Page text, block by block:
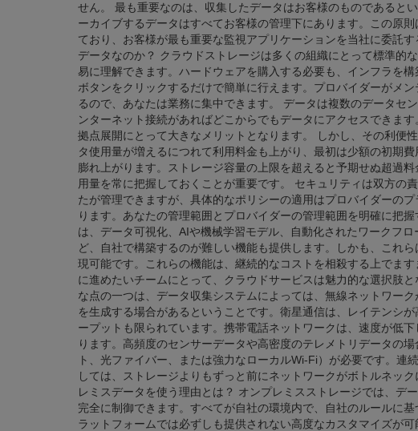
せん。 最も重要なのは、収集したデータはお客様のものであると
ーカイブするデータはすべてお客様の管理下にあります。この原
ており、お客様が最も重要な監視アプリケーションを当社に委託
データなのか？ クラウドストレージは多くの組織にとって標準的
易に理解できます。ハードウェアを購入する必要も、インフラを
ボタンをクリックするだけで簡単に行えます。プロバイダーがメ
るので、あなたは業務に集中できます。 データは複数のデータセ
ンターネット接続があればどこからでもデータにアクセスできま
拠点展開にとって大きなメリットとなります。 しかし、その利便
タ使用量が増えるにつれて利用料金も上がり、最初は少額の初期
膨れ上がります。ストレージ容量の上限を超えると予期せぬ超過
用量を常に把握しておくことが重要です。 セキュリティは双方の
たが管理できますが、具体的なポリシーの適用はプロバイダーの
ります。あなたの管理範囲とプロバイダーの管理範囲を明確に把
は、データ可視化、AIや機械学習モデル、自動化されたワークフ
ど、自社で構築するのが難しい機能も提供します。しかも、これ
現可能です。これらの機能は、継続的なコストを相殺する上でま
に進めたいチームにとって、クラウドサービスは魅力的な選択肢
な点の一つは、データ収集システムによっては、無線ネットワー
を生成する場合があるということです。衛星通信は、レイテンシ
ープットも限られています。携帯電話ネットワークは、速度が低
ります。高頻度のセンサーデータや高密度のテレメトリデータの
ト、光ファイバー、または強力なローカルWi-Fi）が必要です。連
しては、ストレージよりもずっと前にネットワークがボトルネッ
レミスデータを使う理由とは？ オンプレミスストレージでは、デ
完全に制御できます。すべてが自社の環境内で、自社のルールに
ラットフォームでは必ずしも提供されない高度なカスタマイズが